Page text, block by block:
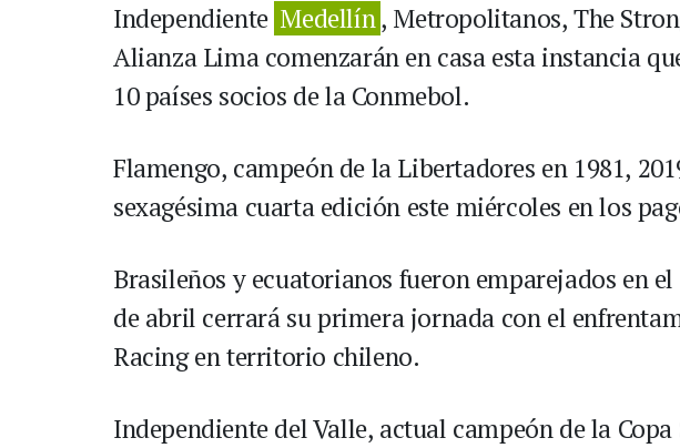
Independiente Medellín, Metropolitanos, The
Alianza Lima comenzarán en casa esta instancia
10 países socios de la Conmebol.
Flamengo, campeón de la Libertadores en 1981,
sexagésima cuarta edición este miércoles en los
Brasileños y ecuatorianos fueron emparejados en
de abril cerrará su primera jornada con el
Racing en territorio chileno.
Independiente del Valle, actual campeón de la